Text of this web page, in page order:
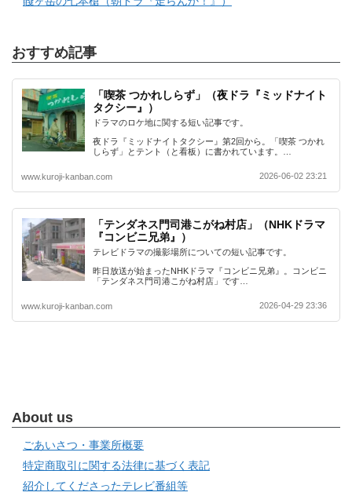
おすすめ記事
「喫茶 つかれしらず」（夜ドラ『ミッドナイト
タクシー』）
ドラマのロケ地に関する短い記事です。
夜ドラ『ミッドナイトタクシー』第2回から。「喫茶 つかれ
しらず」とテント（と看板）に書かれています。…
www.kuroji-kanban.com 2026-06-02 23:21
「テンダネス門司港こがね村店」（NHKドラマ
『コンビニ兄弟』）
テレビドラマの撮影場所についての短い記事です。
昨日放送が始まったNHKドラマ『コンビニ兄弟』。コンビニ
「テンダネス門司港こがね村店」です…
www.kuroji-kanban.com 2026-04-29 23:36
About us
ごあいさつ・事業所概要
特定商取引に関する法律に基づく表記
紹介してくださったテレビ番組等